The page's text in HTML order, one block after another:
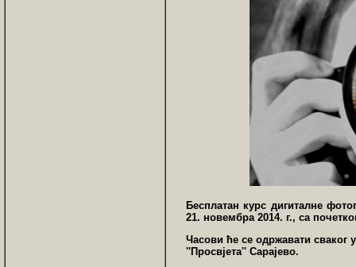
Бесплатан курс дигиталне
21. новембра 2014. г., са
Часови ће се одржавати сваког
''Просвјета'' Сарајево.